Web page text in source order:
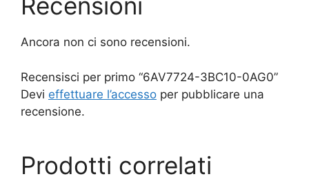
Recensioni
Ancora non ci sono recensioni.
Recensisci per primo “6AV7724-3BC10-0AG0”
Devi effettuare l’accesso per pubblicare una
recensione.
Prodotti correlati